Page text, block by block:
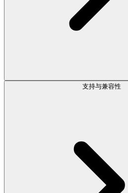
支持与兼容性